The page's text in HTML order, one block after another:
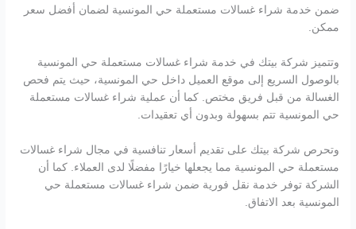
ضمن خدمة شراء غسالات مستعملة حي المونسية لضمان أفضل سعر
ممكن.
وتتميز شركة بيتك في خدمة شراء غسالات مستعملة حي المونسية
بالوصول السريع إلى موقع العميل داخل حي المونسية، حيث يتم فحص
الغسالة من قبل فريق مختص. كما أن عملية شراء غسالات مستعملة
حي المونسية تتم بسهولة وبدون أي تعقيدات.
وتحرص شركة بيتك على تقديم أسعار تنافسية في مجال شراء غسالات
مستعملة حي المونسية مما يجعلها خيارًا مفضلًا لدى العملاء. كما أن
الشركة توفر خدمة نقل فورية ضمن شراء غسالات مستعملة حي
المونسية بعد الاتفاق.